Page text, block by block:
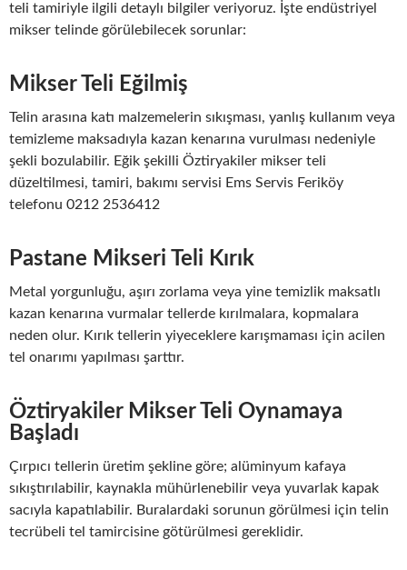
teli tamiriyle ilgili detaylı bilgiler veriyoruz. İşte endüstriyel
mikser telinde görülebilecek sorunlar:
Mikser Teli Eğilmiş
Telin arasına katı malzemelerin sıkışması, yanlış kullanım veya
temizleme maksadıyla kazan kenarına vurulması nedeniyle
şekli bozulabilir. Eğik şekilli Öztiryakiler mikser teli
düzeltilmesi, tamiri, bakımı servisi Ems Servis Feriköy
telefonu 0212 2536412
Pastane Mikseri Teli Kırık
Metal yorgunluğu, aşırı zorlama veya yine temizlik maksatlı
kazan kenarına vurmalar tellerde kırılmalara, kopmalara
neden olur. Kırık tellerin yiyeceklere karışmaması için acilen
tel onarımı yapılması şarttır.
Öztiryakiler Mikser Teli Oynamaya
Başladı
Çırpıcı tellerin üretim şekline göre; alüminyum kafaya
sıkıştırılabilir, kaynakla mühürlenebilir veya yuvarlak kapak
sacıyla kapatılabilir. Buralardaki sorunun görülmesi için telin
tecrübeli tel tamircisine götürülmesi gereklidir.